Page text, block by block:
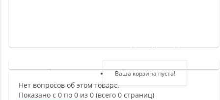
Регистрация
Авторизация
Ваша корзина пуста!
Нет вопросов об этом товаре.
Показано с 0 по 0 из 0 (всего 0 страниц)